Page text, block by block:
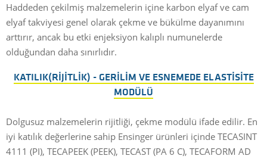
Haddeden çekilmiş malzemelerin içine karbon elyaf ve cam
elyaf takviyesi genel olarak çekme ve bükülme dayanımını
arttırır, ancak bu etki enjeksiyon kalıplı numunelerde
olduğundan daha sınırlıdır.
KATILIK(RIJITLIK) - GERILIM VE ESNEMEDE ELASTISITE
MODÜLÜ
Dolgusuz malzemelerin rijitliği, çekme modülü ifade edilir. En
iyi katılık değerlerine sahip Ensinger ürünleri içinde TECASINT
4111 (PI), TECAPEEK (PEEK), TECAST (PA 6 C), TECAFORM AD